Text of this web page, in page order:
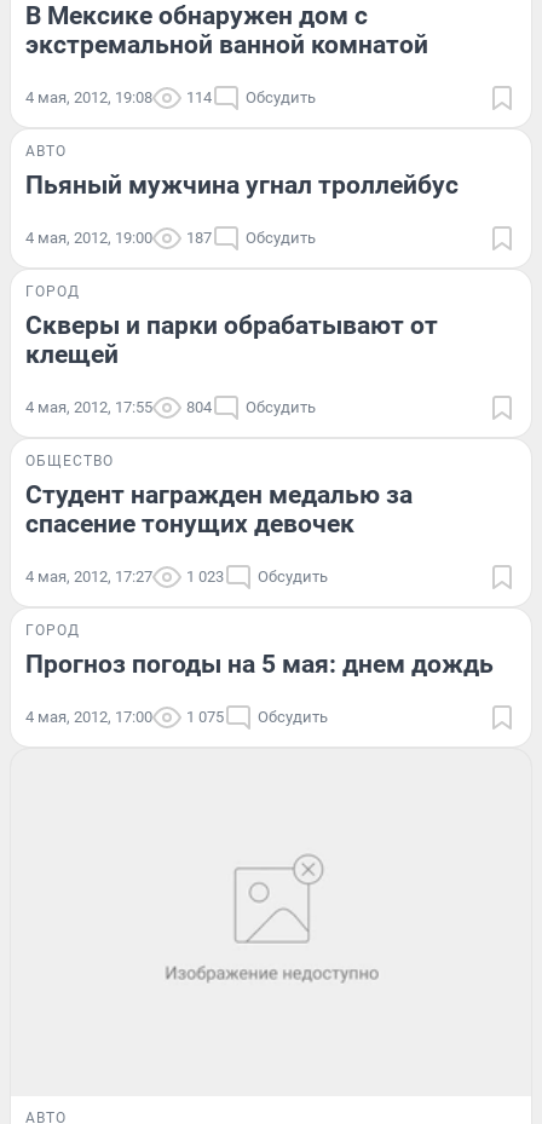
В Мексике обнаружен дом с
экстремальной ванной комнатой
4 мая, 2012, 19:08 114 Обсудить
АВТО
Пьяный мужчина угнал троллейбус
4 мая, 2012, 19:00 187 Обсудить
ГОРОД
Скверы и парки обрабатывают от
клещей
4 мая, 2012, 17:55 804 Обсудить
ОБЩЕСТВО
Студент награжден медалью за
спасение тонущих девочек
4 мая, 2012, 17:27 1 023 Обсудить
ГОРОД
Прогноз погоды на 5 мая: днем дождь
4 мая, 2012, 17:00 1 075 Обсудить
АВТО